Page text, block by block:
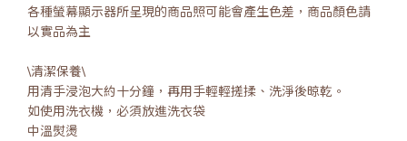
各種螢幕顯示器所呈現的商品照可能會產生色差，商品顏色請
以實品為主
\清潔保養\
用清手浸泡大約十分鐘，再用手輕輕搓揉、洗淨後晾乾。
如使用洗衣機，必須放進洗衣袋
中溫熨燙